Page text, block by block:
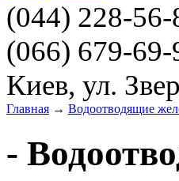
(044) 228-56-
(066) 679-69-
Киев, ул.
Главная → Водоотводящие
-